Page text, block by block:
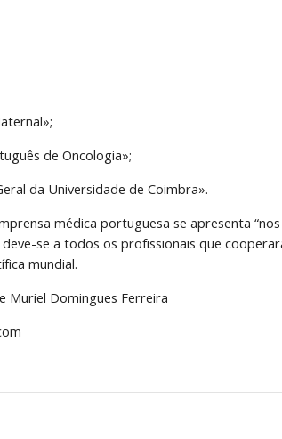
de Oncologia»;
da Universidade de Coimbra».
médica portuguesa se apresenta
se a todos os profissionais que
mundial.
Muriel Domingues Ferreira